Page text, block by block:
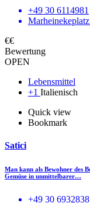
+49 30 6114981
€€
Bewertung
OPEN
Lebensmittel
+1 Italienisch
Quick view
Bookmark
Satici
Man kann als Bewohner des
Gemüse in unmittelbarer…
+49 30 6932838